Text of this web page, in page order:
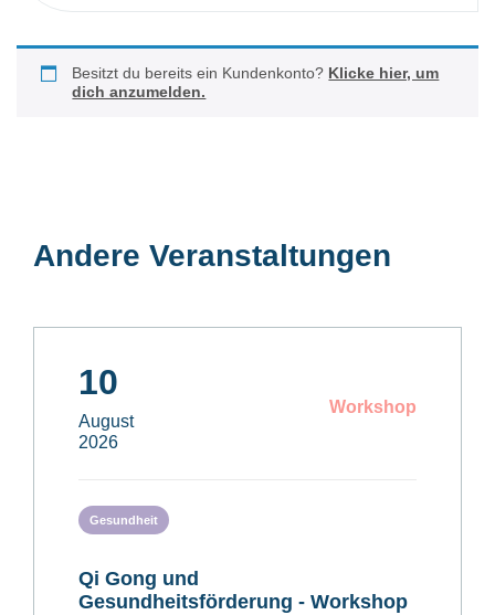
Besitzt du bereits ein Kundenkonto? Klicke hier, um
dich anzumelden.
Andere Veranstaltungen
10
August
2026
Workshop
Gesundheit
Qi Gong und
Gesundheitsförderung - Workshop